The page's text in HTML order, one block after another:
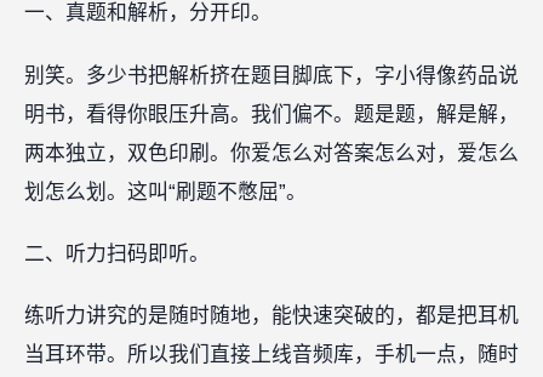
一、真题和解析，分开印。
别笑。多少书把解析挤在题目脚底下，字小得像药品说
明书，看得你眼压升高。我们偏不。题是题，解是解，
两本独立，双色印刷。你爱怎么对答案怎么对，爱怎么
划怎么划。这叫“刷题不憋屈”。
二、听力扫码即听。
练听力讲究的是随时随地，能快速突破的，都是把耳机
当耳环带。所以我们直接上线音频库，手机一点，随时